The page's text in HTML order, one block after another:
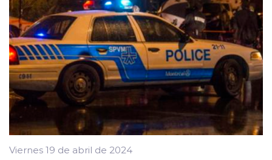
Viernes 19 de abril de 2024